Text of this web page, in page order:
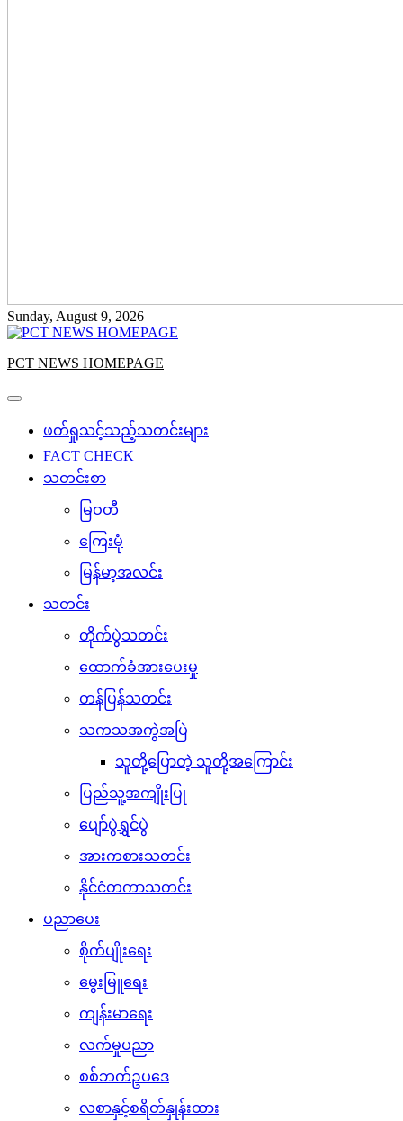
Sunday, August 9, 2026
PCT NEWS HOMEPAGE
ဖတ်ရှုသင့်သည့်သတင်းများ
FACT CHECK
သတင်းစာ
မြဝတီ
ကြေးမုံ
မြန်မာ့အလင်း
သတင်း
တိုက်ပွဲသတင်း
ထောက်ခံအားပေးမှု
တန်ပြန်သတင်း
သကသအကွဲအပြဲ
သူတို့ပြောတဲ့ သူတို့အကြောင်း
ပြည်သူ့အကျိုးပြု
ပျော်ပွဲရွှင်ပွဲ
အားကစားသတင်း
နိုင်ငံတကာသတင်း
ပညာပေး
စိုက်ပျိုးရေး
မွေးမြူရေး
ကျန်းမာရေး
လက်မှုပညာ
စစ်ဘက်ဥပဒေ
လစာနှင့်စရိတ်နှုန်းထား